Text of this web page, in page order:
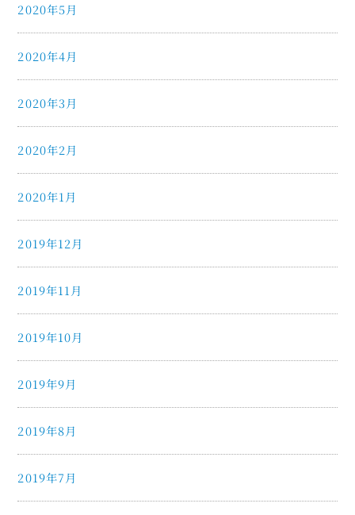
2020年5月
2020年4月
2020年3月
2020年2月
2020年1月
2019年12月
2019年11月
2019年10月
2019年9月
2019年8月
2019年7月